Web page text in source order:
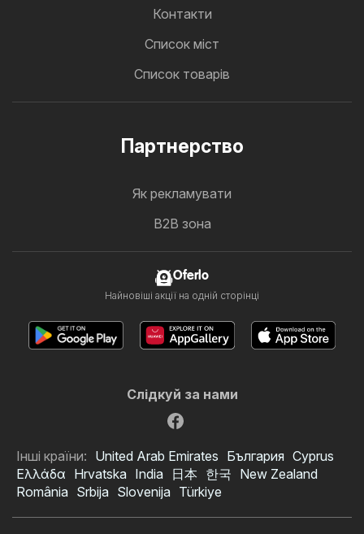
Контакти
Cписок міст
Список товарів
Партнерство
Як рекламувати
B2B зона
Oferlo
Найновіші акції на одній сторінці
Слідкуй за нами
Інші країни: United Arab Emirates България Cyprus
Ελλάδα Hrvatska India 日本 한국 New Zealand
România Srbija Slovenija Türkiye